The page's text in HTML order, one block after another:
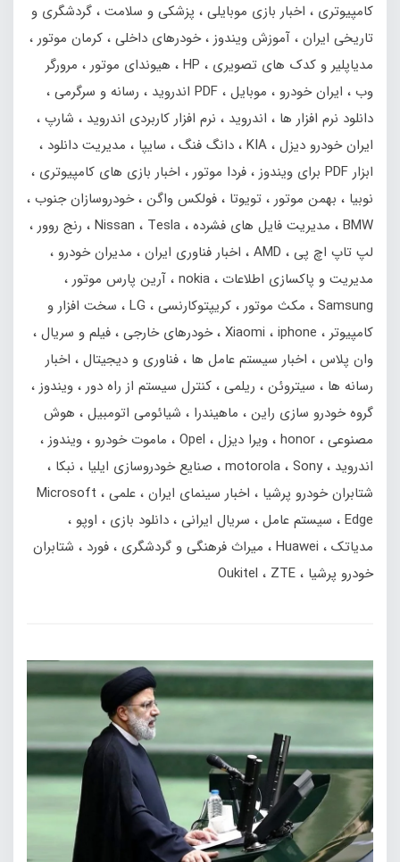
کامپیوتری
اخبار بازی موبایلی پزشکی و سلامت گردشگری و
تاریخی ایران آموزش ویندوز خودرهای داخلی کرمان موتور
مدیاپلیر و کدک های تصویری
HP هیوندای موتور
مرورگر
وب
ایران خودرو موبایل PDF اندروید
رسانه و سرگرمی
دانلود نرم افزار ها
اندروید نرم افزار کاربردی اندروید
شارپ
ایران خودرو دیزل KIA دانگ فنگ سایپا
مدیریت دانلود
ابزار PDF برای ویندوز
فردا موتور
اخبار بازی های کامپیوتری
نوبیا
بهمن‌ موتور تویوتا فولکس واگن خودروسازان جنوب
BMW
مدیریت فایل های فشرده Nissan Tesla
رنج‌ روور
لپ تاپ اچ پی
AMD اخبار فناوری ایران
مدیران خودرو
مدیریت و پاکسازی اطلاعات nokia آرین پارس موتور
Samsung
مکث موتور کریپتوکارنسی LG
سخت افزار و
کامپیوتر
Xiaomi iphone خودرهای خارجی فیلم و سریال
وان پلاس
اخبار سیستم عامل ها فناوری و دیجیتال
اخبار
رسانه ها
سیتروئن ریلمی کنترل سیستم از راه دور ویندوز
گروه خودرو سازی راین
ماهیندرا شیائومی اتومبیل
هوش
مصنوعی honor ویرا دیزل Opel ماموت خودرو
ویندوز
اندروید
motorola Sony صنایع خودروسازی ایلیا
نبکا
شتابران خودرو پرشیا
اخبار سینمای ایران علمی
Microsoft
Edge
سیستم عامل سریال ایرانی دانلود بازی
اوپو
مدیاتک
Huawei میراث فرهنگی و گردشگری فورد
شتابران
خودرو پرشیا
Oukitel ZTE